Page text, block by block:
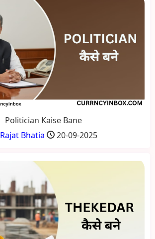
Politician Kaise Bane
Rajat Bhatia
20-09-2025